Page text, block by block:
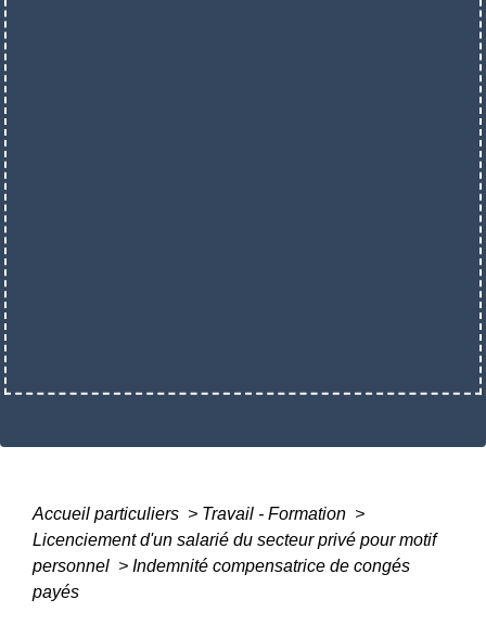
Accueil particuliers > Travail - Formation >
Licenciement d'un salarié du secteur privé pour motif
personnel > Indemnité compensatrice de congés
payés